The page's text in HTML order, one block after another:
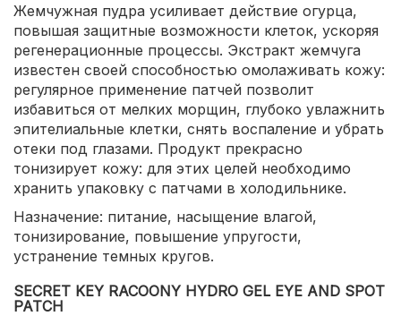
Жемчужная пудра усиливает действие огурца,
повышая защитные возможности клеток, ускоряя
регенерационные процессы. Экстракт жемчуга
известен своей способностью омолаживать кожу:
регулярное применение патчей позволит
избавиться от мелких морщин, глубоко увлажнить
эпителиальные клетки, снять воспаление и убрать
отеки под глазами. Продукт прекрасно
тонизирует кожу: для этих целей необходимо
хранить упаковку с патчами в холодильнике.
Назначение: питание, насыщение влагой,
тонизирование, повышение упругости,
устранение темных кругов.
SECRET KEY RACOONY HYDRO GEL EYE AND SPOT
PATCH